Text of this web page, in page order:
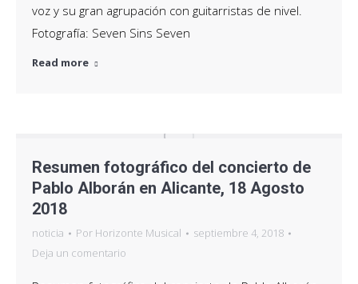
voz y su gran agrupación con guitarristas de nivel.
Fotografía: Seven Sins Seven
Read more
Resumen fotográfico del concierto de
Pablo Alborán en Alicante, 18 Agosto
2018
noticia Por Horizonte Musical
septiembre 4, 2018
Deja un comentario